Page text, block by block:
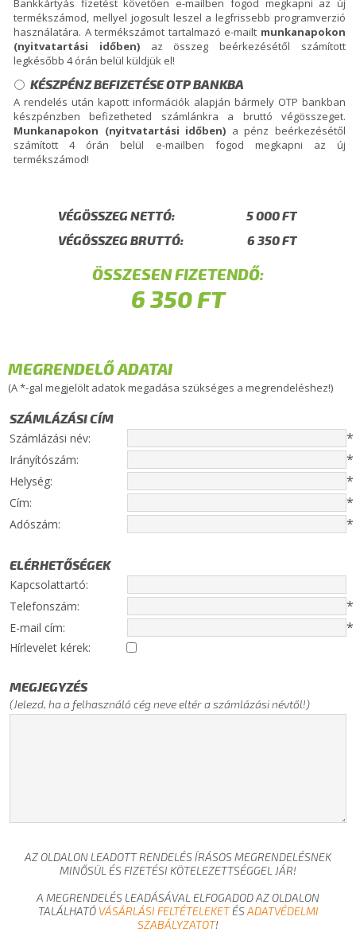
Bankkártyás fizetést követően e-mailben fogod megkapni az új
termékszámod, mellyel jogosult leszel a legfrissebb programverzió
használatára. A termékszámot tartalmazó e-mailt munkanapokon
(nyitvatartási időben)az összeg beérkezésétől számított
legkésőbb 4 órán belül küldjük el!
KÉSZPÉNZ BEFIZETÉSE OTP BANKBA
A rendelés után kapott információk alapján bármely OTP bankban
készpénzben befizetheted számlánkra a bruttó végösszeget.
Munkanapokon (nyitvatartási időben) a pénz beérkezésétől
számított 4 órán belül e-mailben fogod megkapni az új
termékszámod!
VÉGÖSSZEG NETTÓ:
VÉGÖSSZEG BRUTTÓ:
ÖSSZESEN FIZETENDŐ:
MEGRENDELŐ ADATAI
(A *-gal megjelölt adatok megadása szükséges a megrendeléshez!)
SZÁMLÁZÁSI CÍM
Számlázási név:
*
Irányítószám: *
Helység: *
Cím: *
Adószám: *
ELÉRHETŐSÉGEK
Kapcsolattartó:
Telefonszám:
*
E-mail cím: *
Hírlevelet kérek:
MEGJEGYZÉS
(Jelezd, ha a felhasználó cég neve eltér a számlázási névtől!)
AZ OLDALON LEADOTT RENDELÉS ÍRÁSOS MEGRENDELÉSNEK
MINŐSÜL ÉS FIZETÉSI KÖTELEZETTSÉGGEL JÁR!
A MEGRENDELÉS LEADÁSÁVAL ELFOGADOD AZ OLDALON
TALÁLHATÓ VÁSÁRLÁSI FELTÉTELEKETÉSADATVÉDELMI
SZABÁLYZATOT!